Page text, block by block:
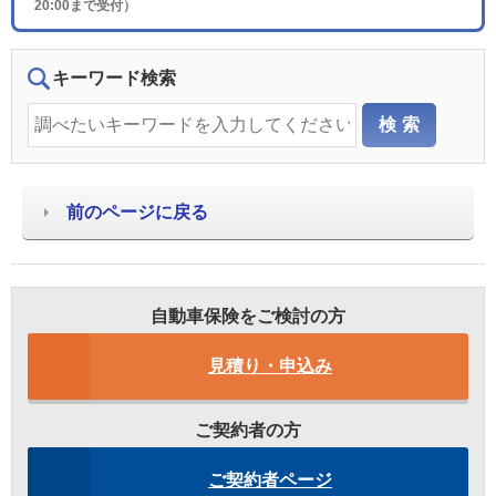
20:00まで受付）
キーワード検索
前のページに戻る
自動車保険をご検討の方
見積り・申込み
ご契約者の方
ご契約者ページ